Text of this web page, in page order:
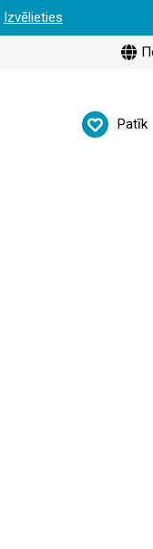
Izvēlieties
Patīk